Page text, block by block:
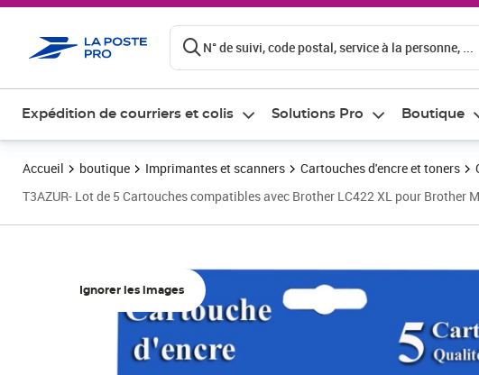
N° de suivi, code postal, service à la personne, ...
Expédition de courriers et colis Solutions Pro Boutique
Accueil boutique Imprimantes et scanners Cartouches d'encre et toners
T3AZUR- Lot de 5 Cartouches compatibles avec Brother LC422 XL pour Brother
Ignorer les images